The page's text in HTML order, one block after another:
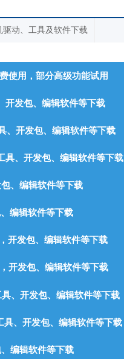
驱动、工具及软件下载
使用，部分高级功能试用
开发包、编辑软件等下载
、开发包、编辑软件等下载
、开发包、编辑软件等下载
、编辑软件等下载
编辑软件等下载
开发包、编辑软件等下载
开发包、编辑软件等下载
、开发包、编辑软件等下载
、开发包、编辑软件等下载
编辑软件等下载